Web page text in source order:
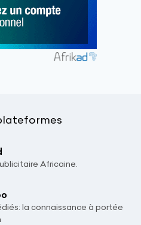
Africaine.
la connaissance à portée